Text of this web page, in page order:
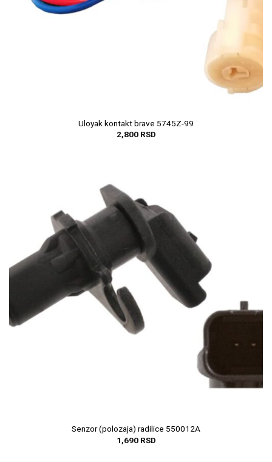
Uloyak kontakt brave 5745Z-99
2,800 RSD
Senzor (polozaja) radilice 550012A
1,690 RSD